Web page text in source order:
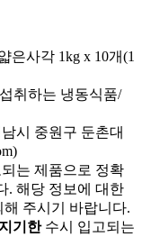
은사각 1kg x 10개(1
취하는 냉동식품/
시 중원구 둔촌대
는 제품으로 정확
. 해당 정보에 대한
해 주시기 바랍니다.
기한 수시 입고되는